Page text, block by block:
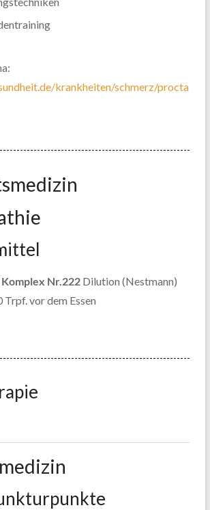
krankheiten/schmerz/procta
Komplex Nr.222Dilution (Nestmann)
vor dem Essen